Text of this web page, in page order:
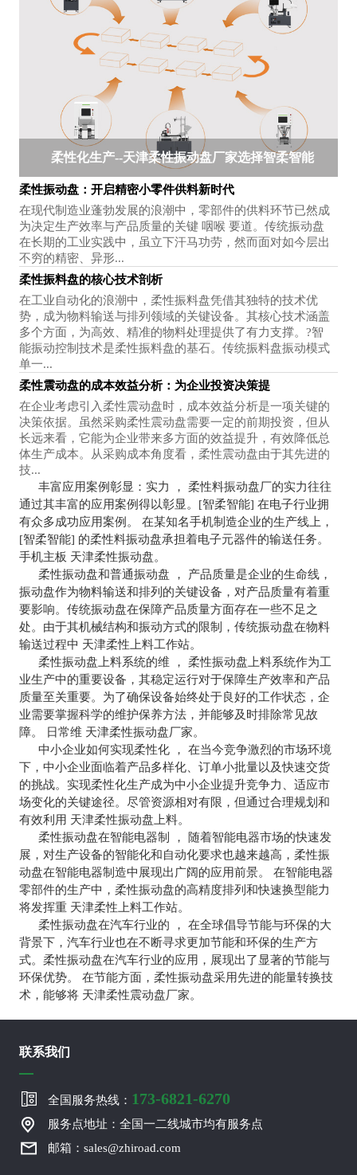
柔性化生产--天津柔性振动盘厂家选择智柔智能
柔性振动盘：开启精密小零件供料新时代
在现代制造业蓬勃发展的浪潮中，零部件的供料环节已然成
为决定生产效率与产品质量的关键 咽喉 要道。传统振动盘
在长期的工业实践中，虽立下汗马功劳，然而面对如今层出
不穷的精密、异形...
柔性振料盘的核心技术剖析
在工业自动化的浪潮中，柔性振料盘凭借其独特的技术优
势，成为物料输送与排列领域的关键设备。其核心技术涵盖
多个方面，为高效、精准的物料处理提供了有力支撑。?智
能振动控制技术是柔性振料盘的基石。传统振料盘振动模式
单一...
柔性震动盘的成本效益分析：为企业投资决策提
在企业考虑引入柔性震动盘时，成本效益分析是一项关键的
决策依据。虽然采购柔性震动盘需要一定的前期投资，但从
长远来看，它能为企业带来多方面的效益提升，有效降低总
体生产成本。从采购成本角度看，柔性震动盘由于其先进的
技...
丰富应用案例彰显：实力 ， 柔性料振动盘厂的实力往往
通过其丰富的应用案例得以彰显。[智柔智能] 在电子行业拥
有众多成功应用案例。 在某知名手机制造企业的生产线上，
[智柔智能] 的柔性料振动盘承担着电子元器件的输送任务。
手机主板 天津柔性振动盘。
柔性振动盘和普通振动盘 ， 产品质量是企业的生命线，
振动盘作为物料输送和排列的关键设备，对产品质量有着重
要影响。传统振动盘在保障产品质量方面存在一些不足之
处。由于其机械结构和振动方式的限制，传统振动盘在物料
输送过程中 天津柔性上料工作站。
柔性振动盘上料系统的维 ， 柔性振动盘上料系统作为工
业生产中的重要设备，其稳定运行对于保障生产效率和产品
质量至关重要。为了确保设备始终处于良好的工作状态，企
业需要掌握科学的维护保养方法，并能够及时排除常见故
障。 日常维 天津柔性振动盘厂家。
中小企业如何实现柔性化 ， 在当今竞争激烈的市场环境
下，中小企业面临着产品多样化、订单小批量以及快速交货
的挑战。实现柔性化生产成为中小企业提升竞争力、适应市
场变化的关键途径。尽管资源相对有限，但通过合理规划和
有效利用 天津柔性振动盘上料。
柔性振动盘在智能电器制 ， 随着智能电器市场的快速发
展，对生产设备的智能化和自动化要求也越来越高，柔性振
动盘在智能电器制造中展现出广阔的应用前景。 在智能电器
零部件的生产中，柔性振动盘的高精度排列和快速换型能力
将发挥重 天津柔性上料工作站。
柔性振动盘在汽车行业的 ， 在全球倡导节能与环保的大
背景下，汽车行业也在不断寻求更加节能和环保的生产方
式。柔性振动盘在汽车行业的应用，展现出了显著的节能与
环保优势。 在节能方面，柔性振动盘采用先进的能量转换技
术，能够将 天津柔性震动盘厂家。
联系我们
全国服务热线： 173-6821-6270
服务点地址：全国一二线城市均有服务点
邮箱：sales@zhiroad.com